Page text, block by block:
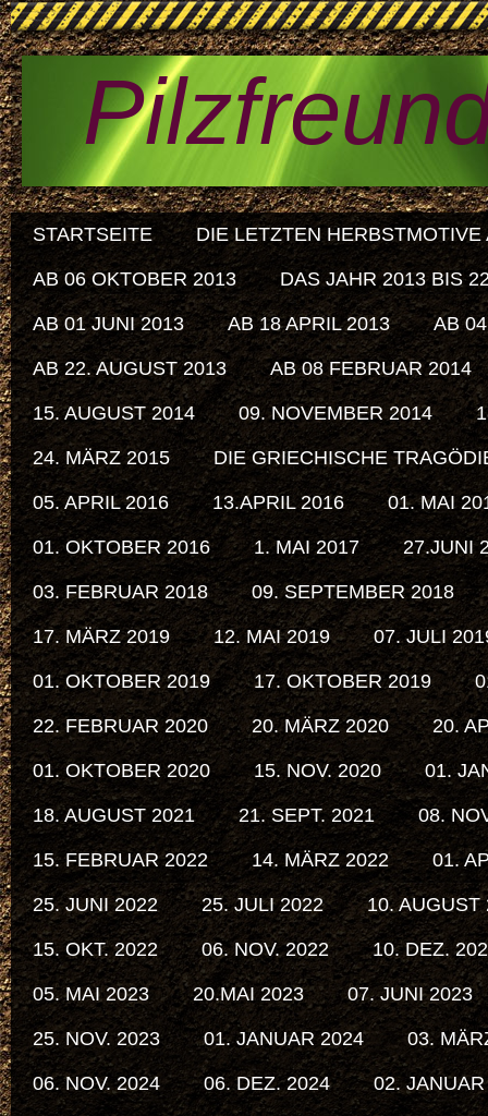
STARTSEITE DIE LETZTEN HERBSTMOTIVE
AB 06 OKTOBER 2013 DAS JAHR 2013 BIS
AB 01 JUNI 2013 AB 18 APRIL 2013 AB
AB 22. AUGUST 2013 AB 08 FEBRUAR 2014
15. AUGUST 2014 09. NOVEMBER 2014
24. MÄRZ 2015 DIE GRIECHISCHE
05. APRIL 2016 13.APRIL 2016 01. MAI
01. OKTOBER 2016 1. MAI 2017 27.JUNI
03. FEBRUAR 2018 09. SEPTEMBER 2018
17. MÄRZ 2019 12. MAI 2019 07. JULI
01. OKTOBER 2019 17. OKTOBER 2019
22. FEBRUAR 2020 20. MÄRZ 2020 20.
01. OKTOBER 2020 15. NOV. 2020 01.
18. AUGUST 2021 21. SEPT. 2021 08.
15. FEBRUAR 2022 14. MÄRZ 2022 01.
25. JUNI 2022 25. JULI 2022 10. AUGUST
15. OKT. 2022 06. NOV. 2022 10. DEZ.
05. MAI 2023 20.MAI 2023 07. JUNI 2023
25. NOV. 2023 01. JANUAR 2024 03.
06. NOV. 2024 06. DEZ. 2024 02.